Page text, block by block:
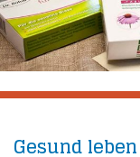
Gesund leben